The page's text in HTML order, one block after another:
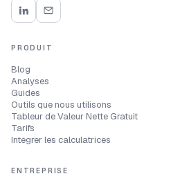
PRODUIT
Blog
Analyses
Guides
Outils que nous utilisons
Tableur de Valeur Nette Gratuit
Tarifs
Intégrer les calculatrices
ENTREPRISE